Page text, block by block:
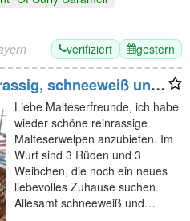
verifiziert gestern
schneeweiß und
Liebe Malteserfreunde, ich habe
wieder schöne reinrassige
Malteserwelpen anzubieten. Im
Wurf sind 3 Rüden und 3
Weibchen, die noch ein neues
liebevolles Zuhause suchen.
Allesamt schneeweiß und…